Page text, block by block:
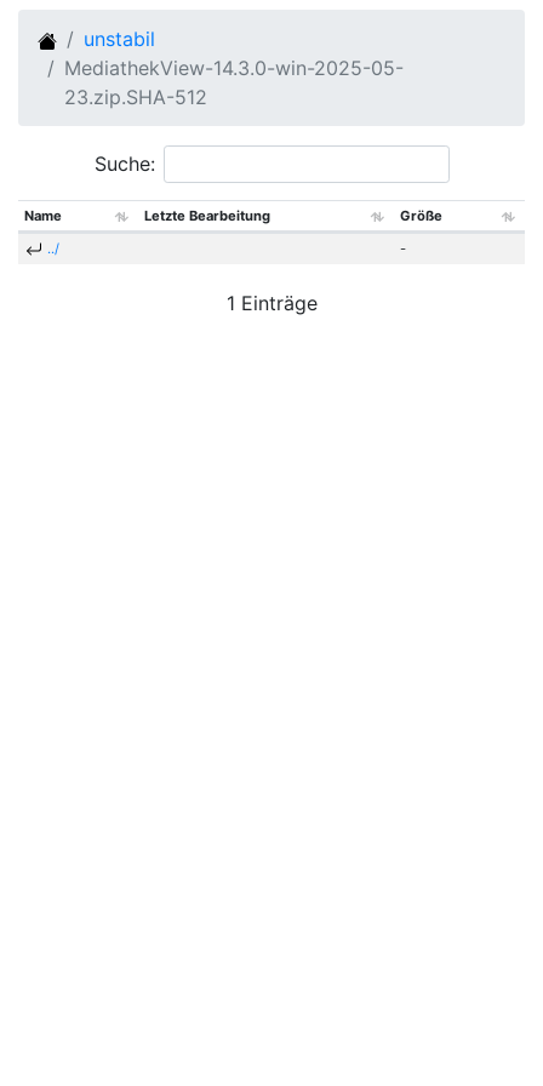
unstabil
MediathekView-14.3.0-win-2025-05-
23.zip.SHA-512
Suche:
Name Letzte Bearbeitung
Größe
../
-
1 Einträge